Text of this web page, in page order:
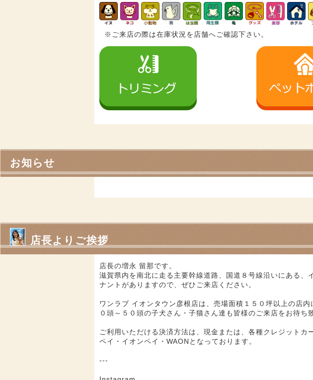
※ご来店の際は在庫状況を店舗へご確認下さい。
お知らせ
店長よりご挨拶
店長の増永 留那です。
滋賀県内を南北に走る主要幹線道路、国道８号線沿いにある
ナントがありますので、ぜひご来店ください。
ワンラブ イオンタウン彦根店は、売場面積１５０坪以上の店
０頭～５０頭の子犬さん・子猫さん達も皆様のご来店をお待ち
ご利用いただける決済方法は、現金または、各種クレジット
ペイ・イオンペイ・WAONとなっております。
---